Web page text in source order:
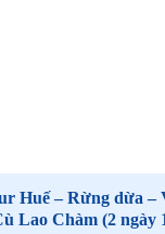
Huế – Rừng dừa –
Lao Chàm (2 ngày